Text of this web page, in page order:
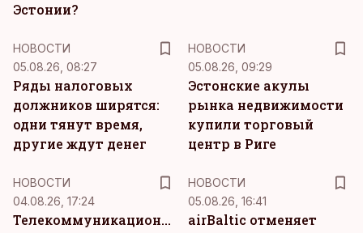
Эстонии?
НОВОСТИ
05.08.26, 08:27
Ряды налоговых
должников ширятся:
одни тянут время,
другие ждут денег
НОВОСТИ
05.08.26, 09:29
Эстонские акулы
рынка недвижимости
купили торговый
центр в Риге
НОВОСТИ
04.08.26, 17:24
Телекоммуникационная
НОВОСТИ
05.08.26, 16:41
airBaltic отменяет